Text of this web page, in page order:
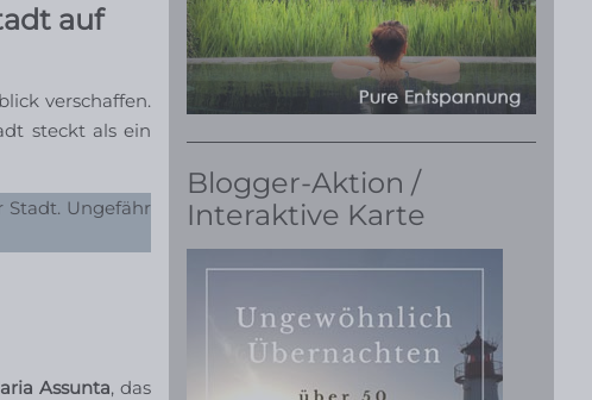
auf
verschaffen.
steckt als ein
Stadt. Ungefähr
Assunta, das
Blogger-Aktion /
Interaktive Karte